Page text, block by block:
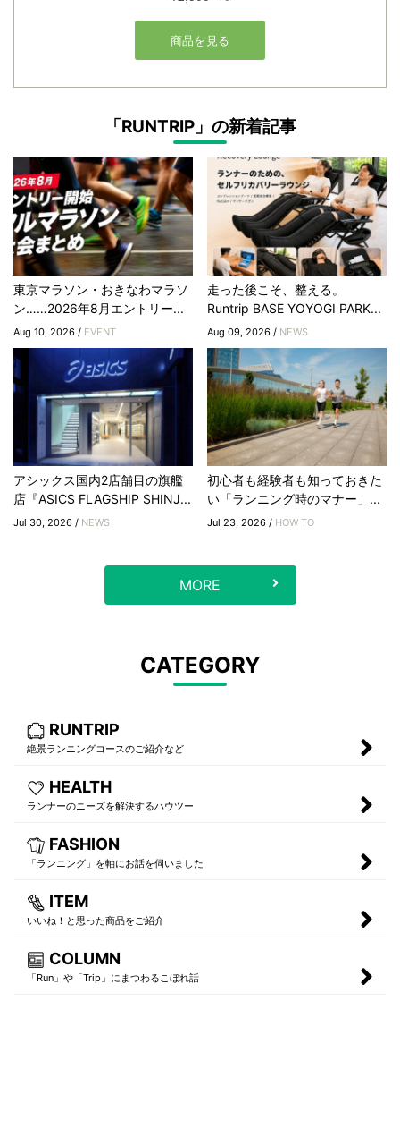
「RUNTRIP」の新着記事
東京マラソン・おきなわマラソ
ン……2026年8月エントリー...
Aug 10, 2026 / EVENT
走った後こそ、整える。
Runtrip BASE YOYOGI PARK...
Aug 09, 2026 / NEWS
アシックス国内2店舗目の旗艦
店『ASICS FLAGSHIP SHINJ...
Jul 30, 2026 / NEWS
初心者も経験者も知っておきた
い「ランニング時のマナー」...
Jul 23, 2026 / HOW TO
MORE
CATEGORY
RUNTRIP
絶景ランニングコースのご紹介など
HEALTH
ランナーのニーズを解決するハウツー
FASHION
「ランニング」を軸にお話を伺いました
ITEM
いいね！と思った商品をご紹介
COLUMN
「Run」や「Trip」にまつわるこぼれ話